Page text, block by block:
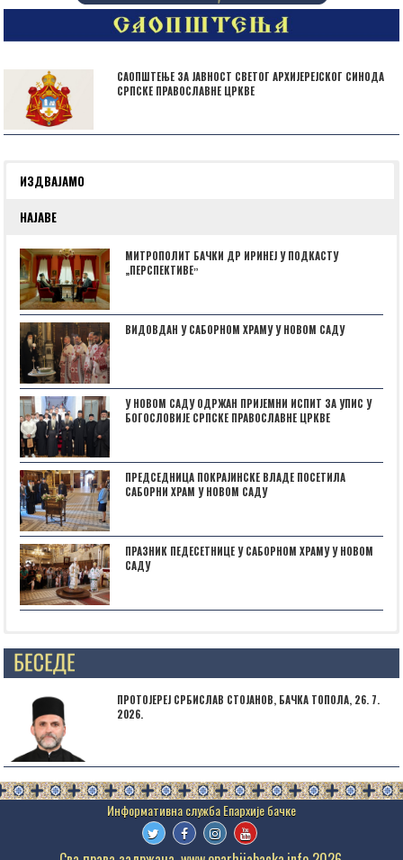
САОПШТЕЊЕ ЗА ЈАВНОСТ СВЕТОГ АРХИЈЕРЕЈСКОГ СИНОДА
СРПСКЕ ПРАВОСЛАВНЕ ЦРКВЕ
ИЗДВАЈАМО
НАЈАВЕ
МИТРОПОЛИТ БАЧКИ ДР ИРИНЕЈ У ПОДКАСТУ
„ПЕРСПЕКТИВЕˮ
ВИДОВДАН У САБОРНОМ ХРАМУ У НОВОМ САДУ
У НОВОМ САДУ ОДРЖАН ПРИЈЕМНИ ИСПИТ ЗА УПИС У
БОГОСЛОВИЈЕ СРПСКЕ ПРАВОСЛАВНЕ ЦРКВЕ
ПРЕДСЕДНИЦА ПОКРАЈИНСКЕ ВЛАДЕ ПОСЕТИЛА
САБОРНИ ХРАМ У НОВОМ САДУ
ПРАЗНИК ПЕДЕСЕТНИЦЕ У САБОРНОМ ХРАМУ У НОВОМ
САДУ
Posts not found
ПРОТОЈЕРЕЈ СРБИСЛАВ СТОЈАНОВ, БАЧКА ТОПОЛА, 26. 7.
2026.